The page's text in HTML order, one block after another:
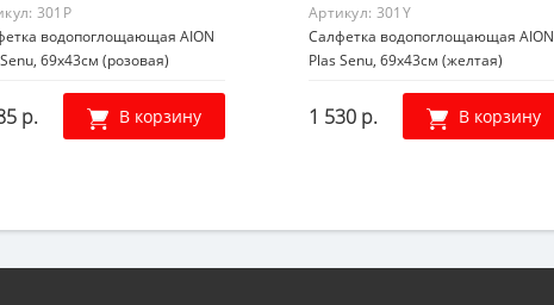
301P
водопоглощающая AION
69х43см (розовая)
р. В корзину
Артикул: 301Y
Салфетка водопоглощающая AION
Plas Senu, 69х43см (желтая)
1 530 р. В корзину